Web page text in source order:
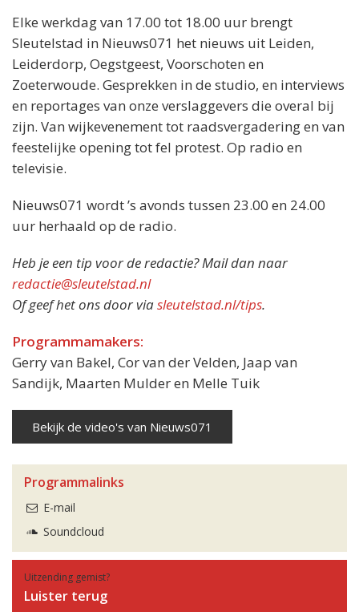
Elke werkdag van 17.00 tot 18.00 uur brengt
Sleutelstad in Nieuws071 het nieuws uit Leiden,
Leiderdorp, Oegstgeest, Voorschoten en
Zoeterwoude. Gesprekken in de studio, en interviews
en reportages van onze verslaggevers die overal bij
zijn. Van wijkevenement tot raadsvergadering en van
feestelijke opening tot fel protest. Op radio en
televisie.
Nieuws071 wordt ’s avonds tussen 23.00 en 24.00
uur herhaald op de radio.
Heb je een tip voor de redactie? Mail dan naar
redactie@sleutelstad.nl
Of geef het ons door viasleutelstad.nl/tips.
Programmamakers:
Gerry van Bakel, Cor van der Velden, Jaap van
Sandijk, Maarten Mulder en Melle Tuik
Bekijk de video's van Nieuws071
Programmalinks
E-mail
Soundcloud
Uitzending gemist?
Luister terug